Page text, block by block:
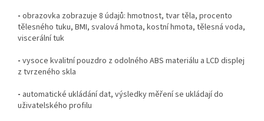
- obrazovka zobrazuje 8 údajů: hmotnost, tvar těla, procento
tělesného tuku, BMI, svalová hmota, kostní hmota, tělesná voda,
viscerální tuk
- vysoce kvalitní pouzdro z odolného ABS materiálu a LCD displej
z tvrzeného skla
- automatické ukládání dat, výsledky měření se ukládají do
uživatelského profilu